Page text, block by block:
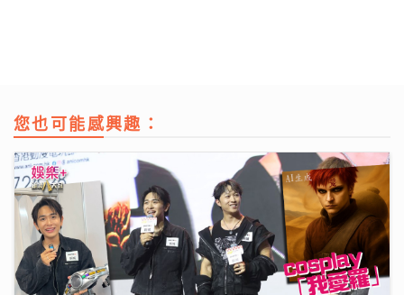
您也可能感興趣：